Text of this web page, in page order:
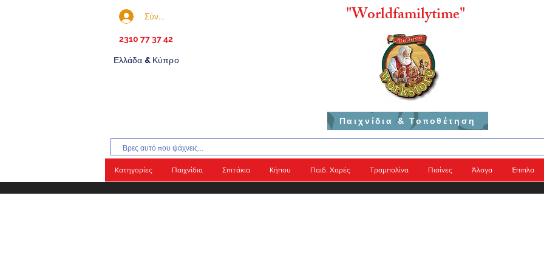
Σύνδεση
2310 77 37 42
Ελλάδα & Κύπρο
"Worldfamilytime"
Παιχνίδια & Τοποθέτηση
Κατηγορίες Παιχνίδια Σπιτάκια Κήπου Παιδ. Χαρές Τραμπολίνα Πισίνες Άλογα Έπιπλα